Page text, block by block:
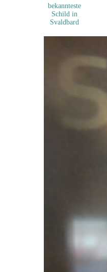
bekannteste
Schild in
Svaldbard